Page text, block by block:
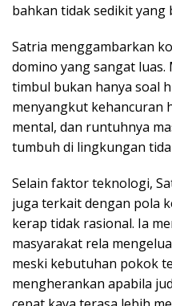
bahkan tidak sedikit yang
Satria menggambarkan
domino yang sangat
timbul bukan hanya soal
menyangkut kehancuran
mental, dan runtuhnya
tumbuh di lingkungan
Selain faktor teknologi,
juga terkait dengan pola
kerap tidak rasional. Ia
masyarakat rela
meski kebutuhan pokok
mengherankan apabila